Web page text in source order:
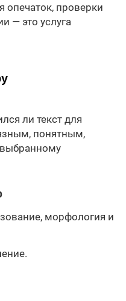
опечаток, проверки
— это услуга
ли текст для
понятным,
выбранному
морфология и